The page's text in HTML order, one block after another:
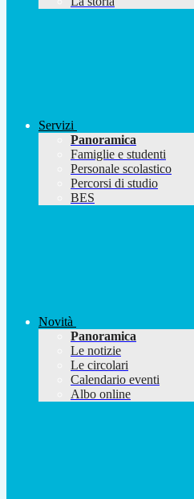
Servizi
Panoramica
Famiglie e studenti
Personale scolastico
Percorsi di studio
BES
Novità
Panoramica
Le notizie
Le circolari
Calendario eventi
Albo online